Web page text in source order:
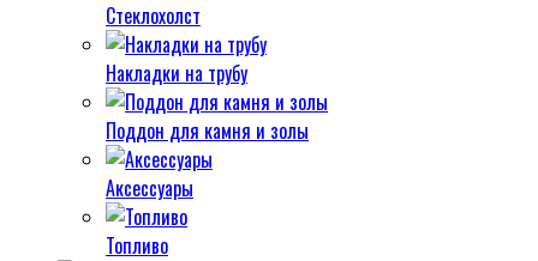
Стеклохолст
Накладки на трубу
Поддон для камня и золы
Аксессуары
Топливо